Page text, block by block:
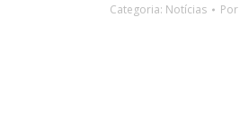
Categoria: Notícias Por